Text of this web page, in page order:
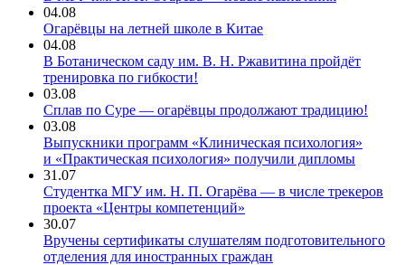
04.08
Огарёвцы на летней школе в Китае
04.08
В Ботаническом саду им. В. Н. Ржавитина пройдёт
тренировка по гибкости!
03.08
Сплав по Суре — огарёвцы продолжают традицию!
03.08
Выпускники программ «Клиническая психология»
и «Практическая психология» получили дипломы
31.07
Студентка МГУ им. Н. П. Огарёва — в числе трекеров
проекта «Центры компетенций»
30.07
Вручены сертификаты слушателям подготовительного
отделения для иностранных граждан